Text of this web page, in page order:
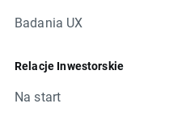
Badania UX
Relacje Inwestorskie
Na start